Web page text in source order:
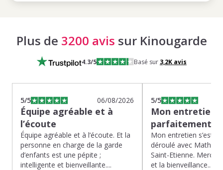
Plus de 3200 avis sur Kinougarde
4.3/5 Basé sur 3,2Kavis
5/5 06/08/2026
Équipe agréable et à
l’écoute
Équipe agréable et à l’écoute. Et la
personne en charge de la garde
d’enfants est une pépite ;
intelligente et bienveillante....
5/5
Mon entretien
parfaitement…
Mon entretien s’est
déroulé avec Mathias
Saint-Etienne. Merci
et la bienveillance...